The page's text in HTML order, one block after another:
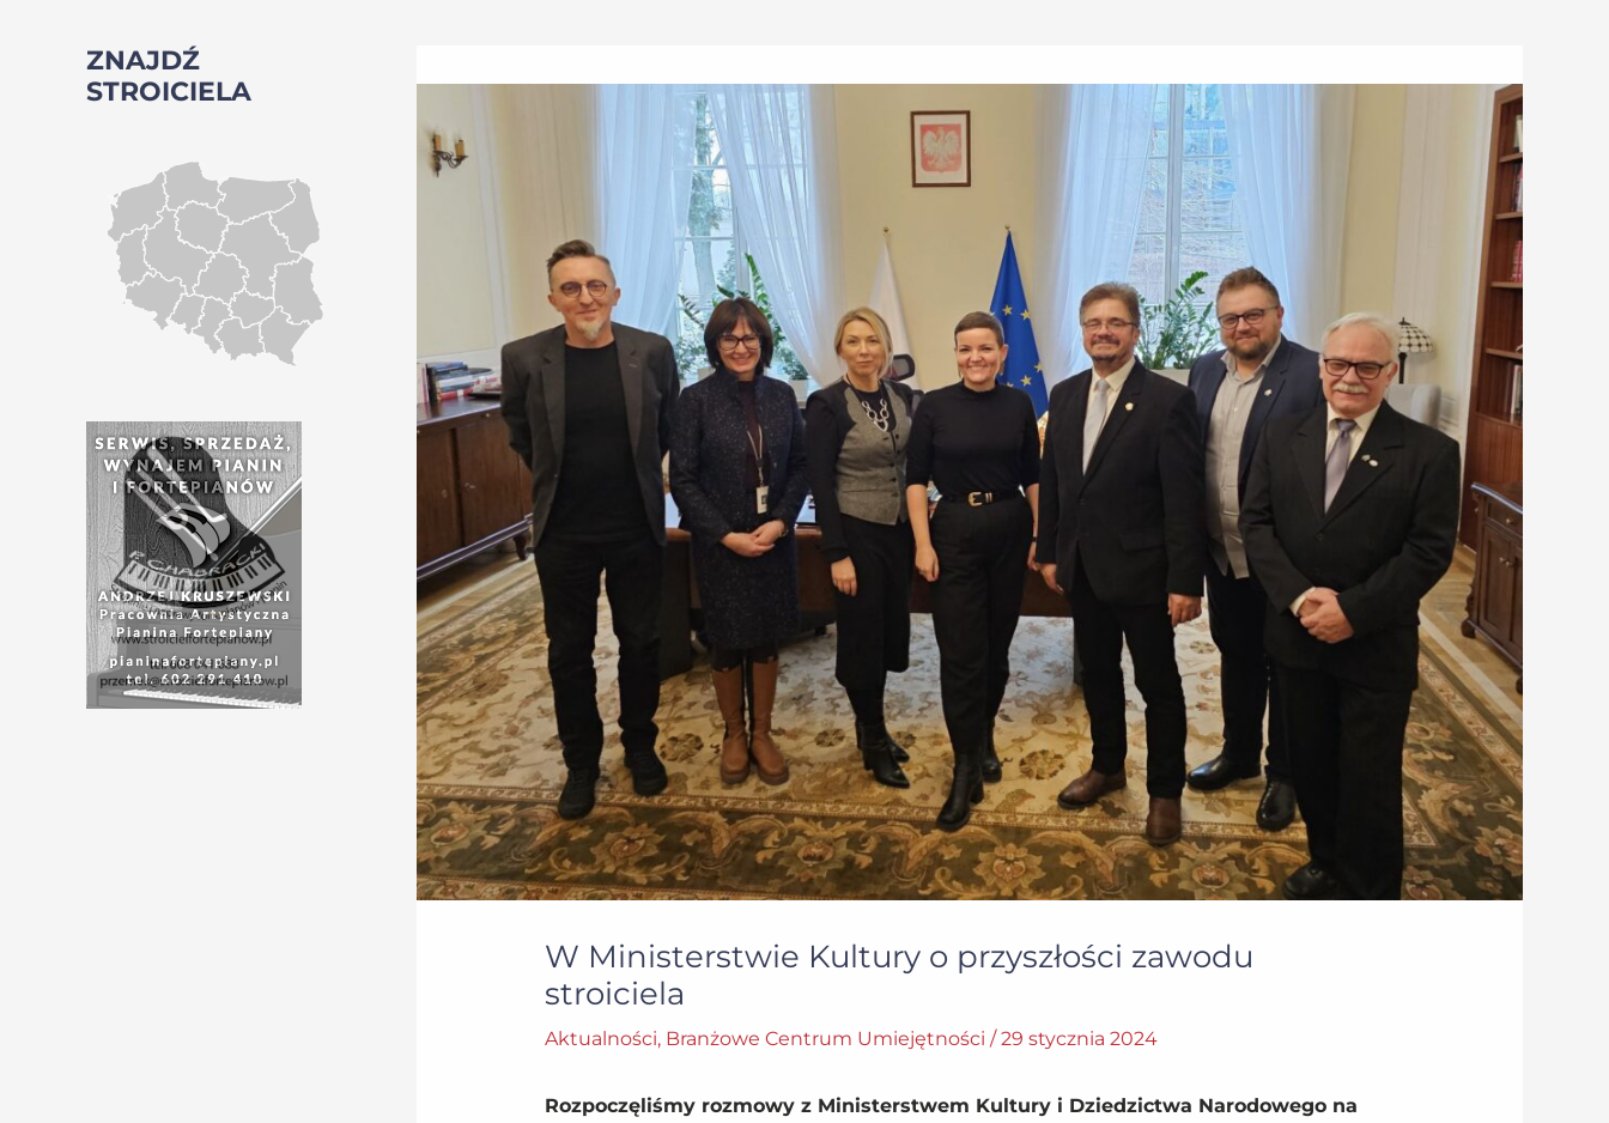
ZNAJDŹ
STROICIELA
W Ministerstwie Kultury o przyszłości zawodu
stroiciela
Aktualności, Branżowe Centrum Umiejętności /29 stycznia 2024
Rozpoczęliśmy rozmowy z Ministerstwem Kultury i Dziedzictwa Narodowego na